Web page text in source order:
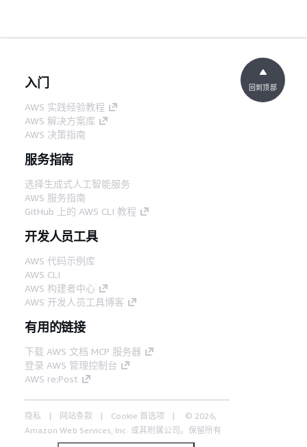
入门
AWS 实践经验教程
AWS 解决方案库
AWS 决策指南
服务指南
选择生成式人工智能服务
AWS 服务指南
GitHub 上的 AWS CLI 教程
开发人员工具
AWS 代码示例库
AWS CLI
AWS 构建者中心
AWS 开发人员工具博客
有用的链接
下载 AWS 文档 MCP 服务器
登录 AWS 管理控制台
AWS re:Post
隐私 网站条款 Cookie 首选项
© 2026,
Amazon Web Services, Inc. 或其附属公司。保留所有
回到顶部